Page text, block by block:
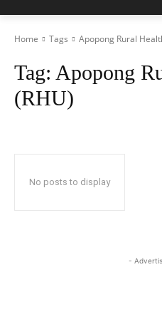
Home Tags Apopong Rural
Tag: Apopong
(RHU)
No posts to display
-